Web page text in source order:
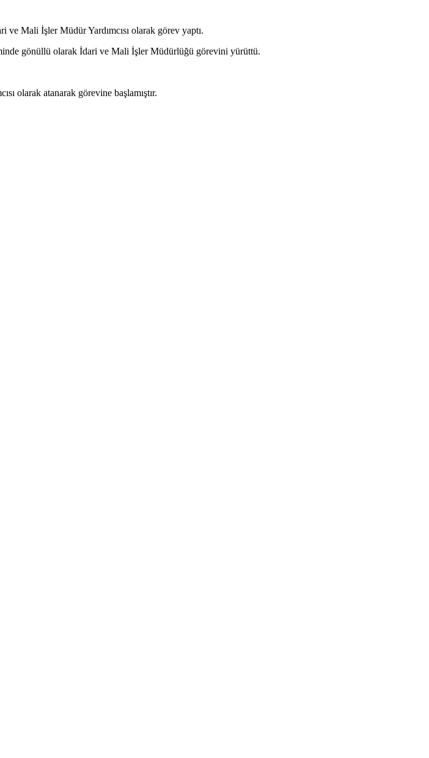
ve Mali İşler Müdür Yardımcısı olarak görev yaptı.
gönüllü olarak İdari ve Mali İşler Müdürlüğü görevini yürüttü.
olarak atanarak görevine başlamıştır.